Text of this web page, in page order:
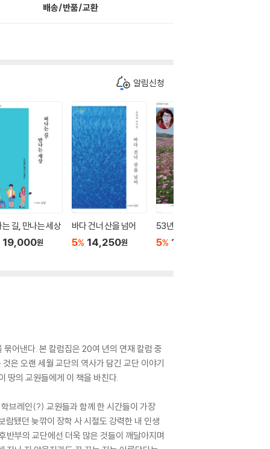
배송/반품/교환
알림신청
는 길, 만나는 세상
19,000원
바다 건너 산을 넘어
5% 14,250원
53년 간의 사랑이야기
5% 14,250
묶어낸다. 본 칼럼집은 20여 년의 연재 칼럼 중
은 오랜 세월 교단의 역사가 담긴 교단 이야기
땅의 교원들에게 이 책을 바친다.
브레인(?) 교원들과 함께 한 시간들이 가장
람됐던 늦깎이 장학 사 시절도 강력한 내 인생
반부의 교단에선 더욱 많은 것들이 깨달아지며